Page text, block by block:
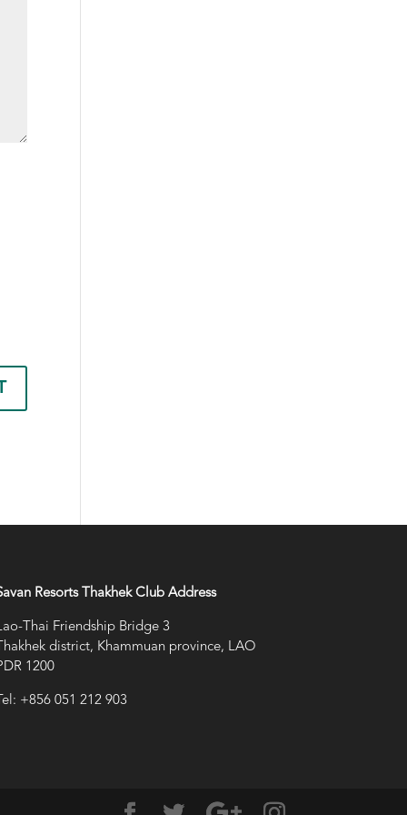
Resorts Thakhek Club Address
Thai Friendship Bridge 3
Thakhek district, Khammuan province, LAO
1200
Tel: +856 051 212 903